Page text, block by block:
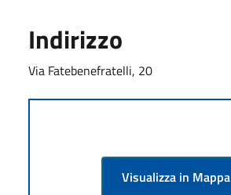
Indirizzo
Via Fatebenefratelli, 20
Visualizza in Mappa